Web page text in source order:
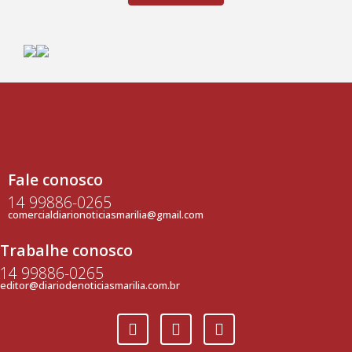
Fale conosco
14 99886-0265
comercialdiarionoticiasmarilia@gmail.com
Trabalhe conosco
14 99886-0265
editor@diariodenoticiasmarilia.com.br